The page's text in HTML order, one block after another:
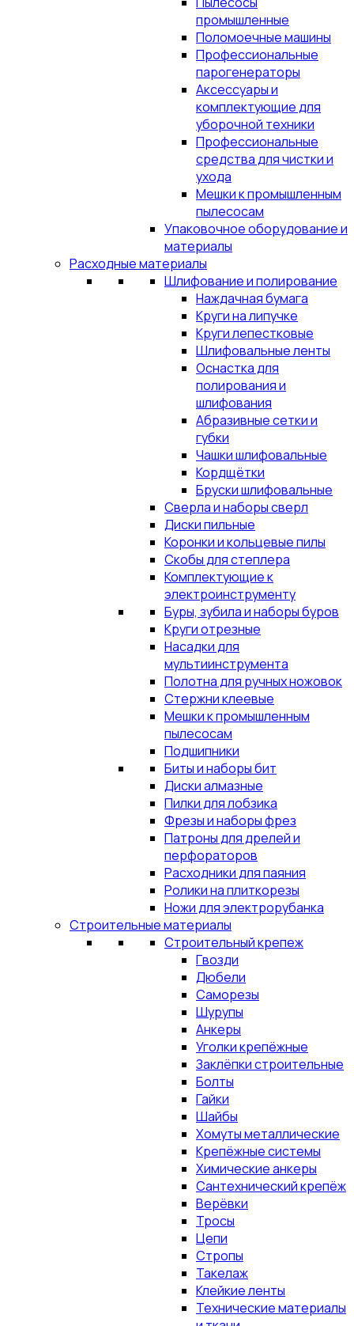
промышленные
Поломоечные машины
Профессиональные
парогенераторы
Аксессуары и
комплектующие для
уборочной техники
Профессиональные
средства для чистки и
ухода
Мешки к промышленным
пылесосам
Упаковочное оборудование и
материалы
Расходные материалы
Шлифование и полирование
Наждачная бумага
Круги на липучке
Круги лепестковые
Шлифовальные ленты
Оснастка для
полирования и
шлифования
Абразивные сетки и
губки
Чашки шлифовальные
Кордщётки
Бруски шлифовальные
Сверла и наборы сверл
Диски пильные
Коронки и кольцевые пилы
Скобы для степлера
Комплектующие к
электроинструменту
Буры, зубила и наборы буров
Круги отрезные
Насадки для
мультиинструмента
Полотна для ручных ножовок
Стержни клеевые
Мешки к промышленным
пылесосам
Подшипники
Биты и наборы бит
Диски алмазные
Пилки для лобзика
Фрезы и наборы фрез
Патроны для дрелей и
перфораторов
Расходники для паяния
Ролики на плиткорезы
Ножи для электрорубанка
Строительные материалы
Строительный крепеж
Гвозди
Дюбели
Саморезы
Шурупы
Анкеры
Уголки крепёжные
Заклёпки строительные
Болты
Гайки
Шайбы
Хомуты металлические
Крепёжные системы
Химические анкеры
Сантехнический крепёж
Верёвки
Тросы
Цепи
Стропы
Такелаж
Клейкие ленты
Технические материалы